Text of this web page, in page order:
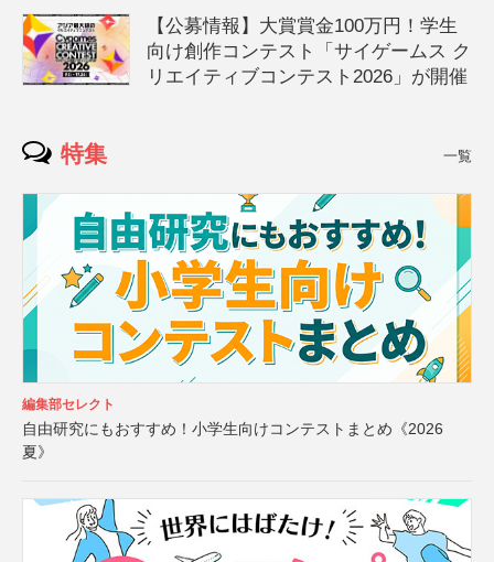
【公募情報】大賞賞金100万円！学生
向け創作コンテスト「サイゲームス ク
リエイティブコンテスト2026」が開催
特集 一覧
編集部セレクト
自由研究にもおすすめ！小学生向けコンテストまとめ《2026
夏》